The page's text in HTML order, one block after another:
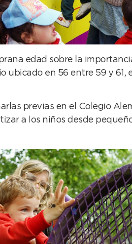
edad sobre la
ubicado en 56 entre 59 y 61,
previas en el Colegio
a los niños desde